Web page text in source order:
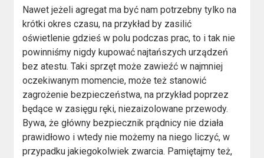
Nawet jeżeli agregat ma być nam potrzebny tylko na
krótki okres czasu, na przykład by zasilić
oświetlenie gdzieś w polu podczas prac, to i tak nie
powinniśmy nigdy kupować najtańszych urządzeń
bez atestu. Taki sprzęt może zawieźć w najmniej
oczekiwanym momencie, może też stanowić
zagrożenie bezpieczeństwa, na przykład poprzez
będące w zasięgu ręki, niezaizolowane przewody.
Bywa, że główny bezpiecznik prądnicy nie działa
prawidłowo i wtedy nie możemy na niego liczyć, w
przypadku jakiegokolwiek zwarcia. Pamiętajmy też,